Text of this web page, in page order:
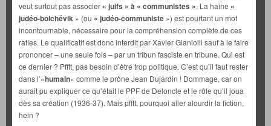
veut surtout pas associer « juifs » à « communistes ». La haine «
judéo-bolchévik » (ou « judéo-communiste ») est pourtant un mot
incontournable, nécessaire pour la compréhension complète de ces
rafles. Le qualificatif est donc interdit par Xavier Gianiolli sauf à le faire
prononcer – une seule fois – par un tribun fasciste en tribune. Qui est
ce dernier ? Pffft, pas besoin d’être trop politique. C’est qu’il faut rester
dans l’«humain» comme le prône Jean Dujardin ! Dommage, car on
aurait pu expliquer ce qu’était le PPF de Deloncle et le rôle qu’il joua
dès sa création (1936-37). Mais pfftt, pourquoi aller alourdir la fiction,
hein ?